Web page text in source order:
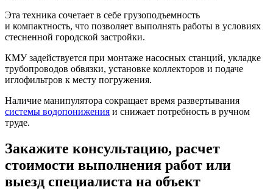
Эта техника сочетает в себе грузоподъемность
и компактность, что позволяет выполнять работы в условиях
стесненной городской застройки.
КМУ задействуется при монтаже насосных станций, укладке
трубопроводов обвязки, установке коллекторов и подаче
иглофильтров к месту погружения.
Наличие манипулятора сокращает время развертывания
системы водопонижения и снижает потребность в ручном
труде.
Закажите консультацию, расчет
стоимости выполнения работ или
выезд специалиста на объект